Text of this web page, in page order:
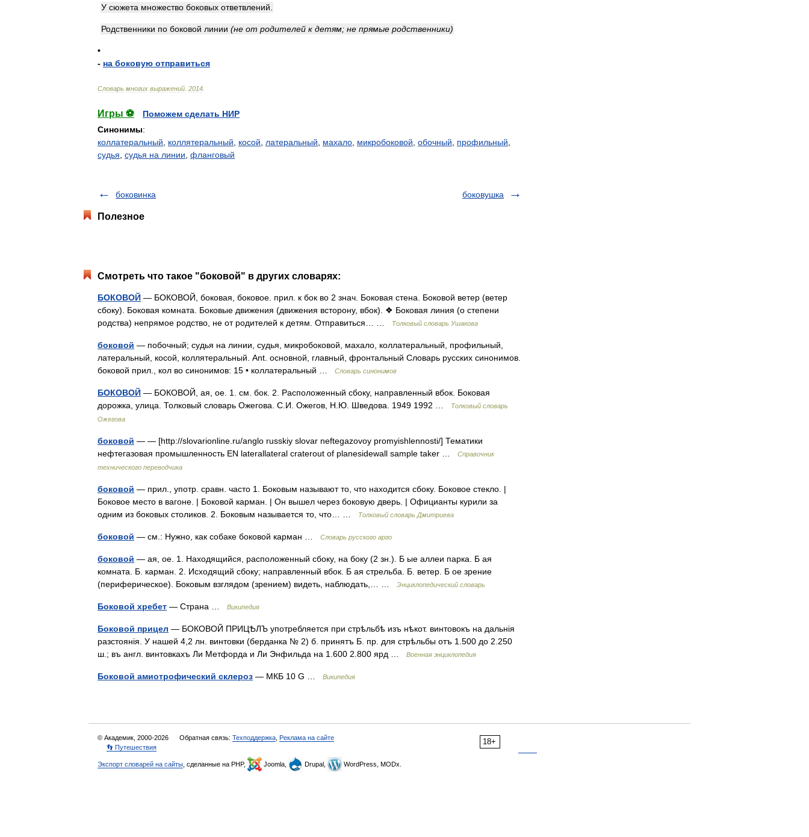
У сюжета множество боковых ответвлений
Родственники по боковой линии (не от родителей к детям; не прямые родственники)
•
- на боковую отправиться
Словарь многих выражений 2014
Игры ⚽
Поможем сделать НИР
Синонимы:
коллатеральный
коллятеральный косой латеральный махало микробоковой обочный профильный
судья судья на линии фланговый
боковинка боковушка
Полезное
Смотреть что такое "боковой" в других словарях:
БОКОВОЙ — БОКОВОЙ, боковая, боковое. прил. к бок во 2 знач. Боковая стена. Боковой ветер (ветер
сбоку). Боковая комната. Боковые движения (движения всторону, вбок). ❖ Боковая линия (о степени
родства) непрямое родство, не от родителей к детям. Отправиться… …
Толковый словарь Ушакова
боковой — побочный; судья на линии, судья, микробоковой, махало, коллатеральный, профильный,
латеральный, косой, коллятеральный. Ant. основной, главный, фронтальный Словарь русских синонимов.
боковой прил., кол во синонимов: 15 • коллатеральный …
Словарь синонимов
БОКОВОЙ — БОКОВОЙ, ая, ое. 1. см. бок. 2. Расположенный сбоку, направленный вбок. Боковая
дорожка, улица. Толковый словарь Ожегова. С.И. Ожегов, Н.Ю. Шведова. 1949 1992 …
Толковый словарь
Ожегова
боковой — — [http://slovarionline.ru/anglo russkiy slovar neftegazovoy promyishlennosti/] Тематики
нефтегазовая промышленность EN laterallateral craterout of planesidewall sample taker …
Справочник
технического переводчика
боковой — прил., употр. сравн. часто 1. Боковым называют то, что находится сбоку. Боковое стекло. |
Боковое место в вагоне. | Боковой карман. | Он вышел через боковую дверь. | Официанты курили за
одним из боковых столиков. 2. Боковым называется то, что… …
Толковый словарь Дмитриева
боковой — см.: Нужно, как собаке боковой карман … Словарь русского арго
боковой — ая, ое. 1. Находящийся, расположенный сбоку, на боку (2 зн.). Б ые аллеи парка. Б ая
комната. Б. карман. 2. Исходящий сбоку; направленный вбок. Б ая стрельба. Б. ветер. Б ое зрение
(периферическое). Боковым взглядом (зрением) видеть, наблюдать,… …
Энциклопедический словарь
Боковой хребет — Страна … Википедия
Боковой прицел — БОКОВОЙ ПРИЦѢЛЪ употребляется при стрѣльбѣ изъ нѣкот. винтовокъ на дальнія
разстоянія. У нашей 4,2 лн. винтовки (берданка № 2) б. принятъ Б. пр. для стрѣльбы отъ 1.500 до 2.250
ш.; въ англ. винтовкахъ Ли Метфорда и Ли Энфильда на 1.600 2.800 ярд …
Военная энциклопедия
Боковой амиотрофический склероз — МКБ 10 G … Википедия
18+
© Академик, 2000-2026 Обратная связь: Техподдержка Реклама на сайте
👣 Путешествия
Экспорт словарей на сайты , сделанные на PHP, Joomla, Drupal, WordPress, MODx.